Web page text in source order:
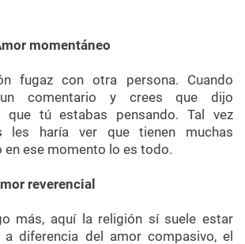
momentáneo
fugaz con otra persona. Cuando
comentario y crees que dijo
que tú estabas pensando. Tal vez
les haría ver que tienen muchas
en ese momento lo es todo.
reverencial
más, aquí la religión sí suele estar
a diferencia del amor compasivo, el